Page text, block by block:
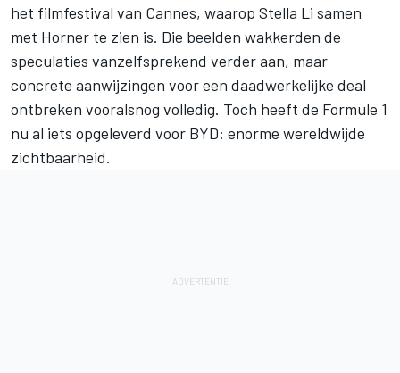
het filmfestival van Cannes, waarop Stella Li samen
met Horner te zien is. Die beelden wakkerden de
speculaties vanzelfsprekend verder aan, maar
concrete aanwijzingen voor een daadwerkelijke deal
ontbreken vooralsnog volledig. Toch heeft de Formule 1
nu al iets opgeleverd voor BYD: enorme wereldwijde
zichtbaarheid.